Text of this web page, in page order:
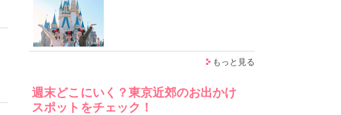
もっと見る
週末どこにいく？東京近郊のお出かけ
スポットをチェック！